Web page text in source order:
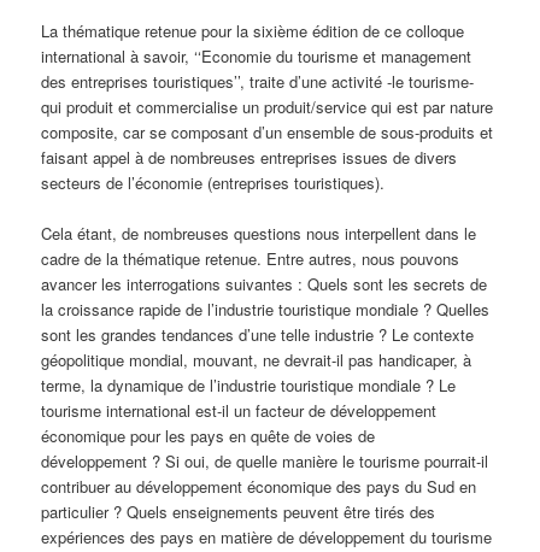
La thématique retenue pour la sixième édition de ce colloque
international à savoir, ‘‘Economie du tourisme et management
des entreprises touristiques’’, traite d’une activité -le tourisme-
qui produit et commercialise un produit/service qui est par nature
composite, car se composant d’un ensemble de sous-produits et
faisant appel à de nombreuses entreprises issues de divers
secteurs de l’économie (entreprises touristiques).
Cela étant, de nombreuses questions nous interpellent dans le
cadre de la thématique retenue. Entre autres, nous pouvons
avancer les interrogations suivantes : Quels sont les secrets de
la croissance rapide de l’industrie touristique mondiale ? Quelles
sont les grandes tendances d’une telle industrie ? Le contexte
géopolitique mondial, mouvant, ne devrait-il pas handicaper, à
terme, la dynamique de l’industrie touristique mondiale ? Le
tourisme international est-il un facteur de développement
économique pour les pays en quête de voies de
développement ? Si oui, de quelle manière le tourisme pourrait-il
contribuer au développement économique des pays du Sud en
particulier ? Quels enseignements peuvent être tirés des
expériences des pays en matière de développement du tourisme